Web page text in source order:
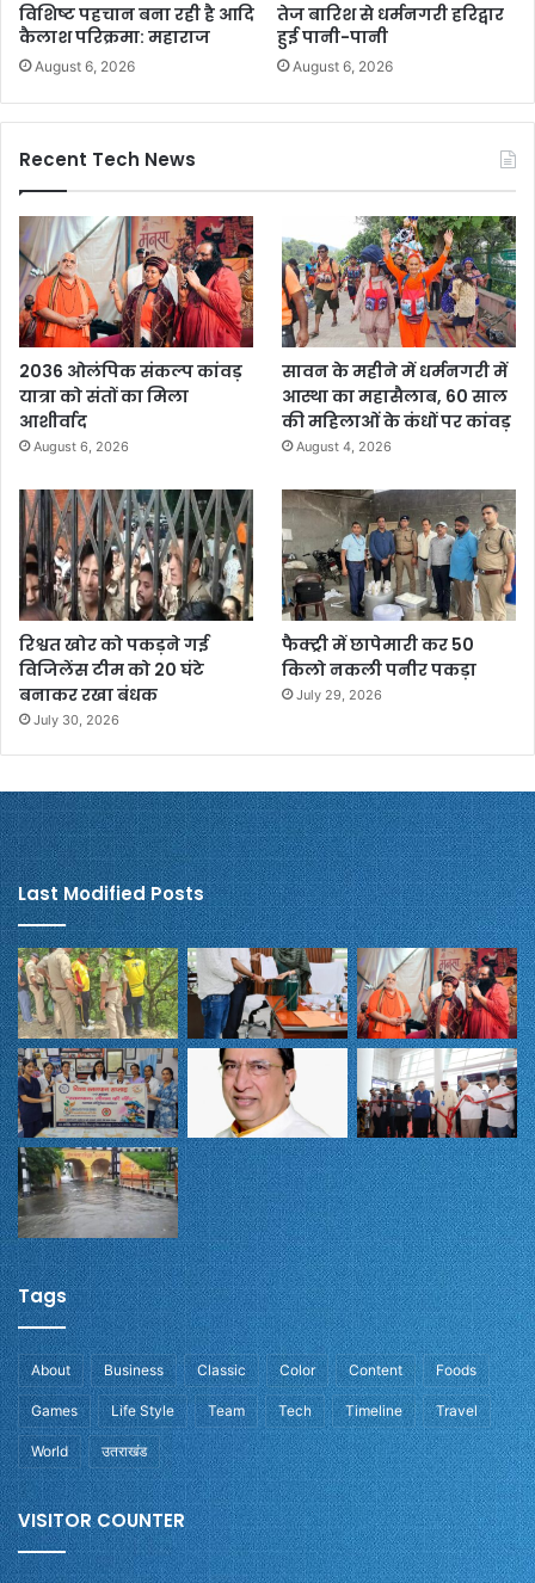
विशिष्ट पहचान बना रही है आदि
कैलाश परिक्रमा: महाराज
August 6, 2026
तेज बारिश से धर्मनगरी हरिद्वार
हुई पानी-पानी
August 6, 2026
Recent Tech News
2036 ओलंपिक संकल्प कांवड़
यात्रा को संतों का मिला
आशीर्वाद
August 6, 2026
सावन के महीने में धर्मनगरी में
आस्था का महासैलाब, 60 साल
की महिलाओं के कंधों पर कांवड़
August 4, 2026
रिश्वत खोर को पकड़ने गई
विजिलेंस टीम को 20 घंटे
बनाकर रखा बंधक
July 30, 2026
फैक्ट्री में छापेमारी कर 50
किलो नकली पनीर पकड़ा
July 29, 2026
Last Modified Posts
Tags
About Business Classic Color Content Foods
Games Life Style Team Tech Timeline Travel
World उतराखंड
VISITOR COUNTER